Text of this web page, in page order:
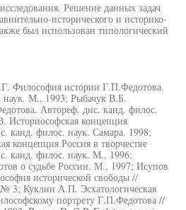
Решение данных задач
исторического и историко-
был использован типологический
Философия истории Г.П.Федотова.
М., 1993; Рыбачук В.Б.
Автореф. дис. канд. филос.
Историософская концепция
канд. филос. наук. Самара. 1998;
концепция Россия в творчестве
канд. филос. наук. М., 1996;
о судьбе России. М., 1997; Исупов
исторической свободы //
3; Куклин А.П. Эсхатологическая
портрету Г.П.Федотова //